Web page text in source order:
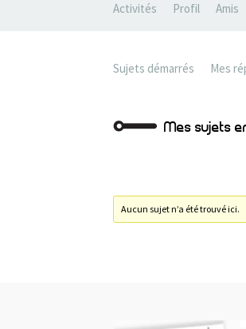
Activités Profil Amis
Sujets démarrés Mes
Mes sujets
Aucun sujet n’a été trouvé ici.